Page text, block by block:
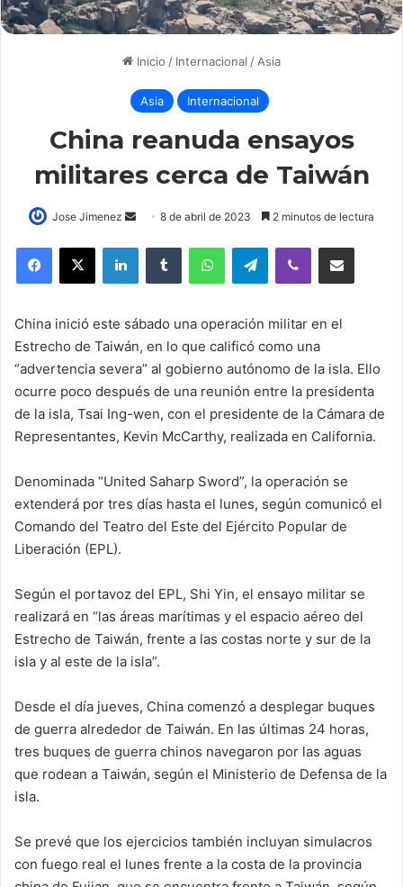
Inicio / Internacional /Asia
Asia Internacional
China reanuda ensayos
militares cerca de Taiwán
Jose Jimenez
Send
email
8 de abril de 2023 2 minutos de lectura
LinkedInTumblr WhatsAppTelegramViber Compartir por correo
China inició este sábado una operación militar en el
Estrecho de Taiwán, en lo que calificó como una
“advertencia severa” al gobierno autónomo de la isla. Ello
ocurre poco después de una reunión entre la presidenta
de la isla, Tsai Ing-wen, con el presidente de la Cámara de
Representantes, Kevin McCarthy, realizada en California.
Denominada “United Saharp Sword”, la operación se
extenderá por tres días hasta el lunes, según comunicó el
Comando del Teatro del Este del Ejército Popular de
Liberación (EPL).
Según el portavoz del EPL, Shi Yin, el ensayo militar se
realizará en “las áreas marítimas y el espacio aéreo del
Estrecho de Taiwán, frente a las costas norte y sur de la
isla y al este de la isla”.
Desde el día jueves, China comenzó a desplegar buques
de guerra alrededor de Taiwán. En las últimas 24 horas,
tres buques de guerra chinos navegaron por las aguas
que rodean a Taiwán, según el Ministerio de Defensa de la
isla.
Se prevé que los ejercicios también incluyan simulacros
con fuego real el lunes frente a la costa de la provincia